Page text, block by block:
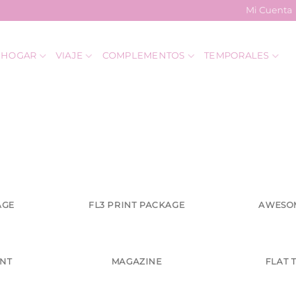
Mi Cuenta
HOGAR VIAJE COMPLEMENTOS TEMPORALES
FL3 PRINT PACKAGE
MAGAZINE FLAT